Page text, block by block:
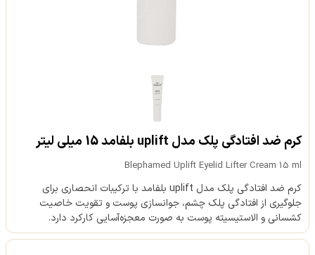
کرم ضد افتادگی پلک مدل uplift بلفامد 15 میلی لیتر
Blephamed Uplift Eyelid Lifter Cream 15 ml
کرم ضد افتادگی پلک مدل uplift بلفامد با ترکیبات انحصاری برای
جلوگیری از افتادگی پلک چشم، جوانسازی پوست و تقویت خاصیت
کشسانی و الاستیسیته پوست به صورت معجزه‌آسایی کارکرد دارد.